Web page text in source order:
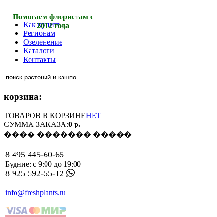
Помогаем флористам с
2012 года
Как купить
Регионам
Озеленение
Каталоги
Контакты
корзина:
ТОВАРОВ В КОРЗИНЕНЕТ
СУММА ЗАКАЗА:0 р.
���� ������� �����
8 495 445-60-65
Будние: с 9:00 до 19:00
8 925 592-55-12
info@freshplants.ru